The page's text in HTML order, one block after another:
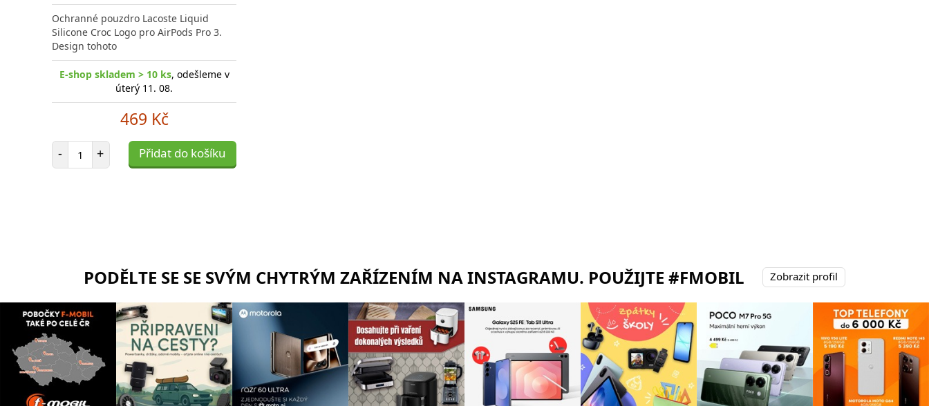
Ochranné pouzdro Lacoste Liquid
Silicone Croc Logo pro AirPods Pro 3.
Design tohoto
E-shop skladem > 10 ks, odešleme v
úterý 11. 08.
469 Kč
- Počet položek
+ Přidat do košíku
PODĚLTE SE SE SVÝM CHYTRÝM ZAŘÍZENÍM NA INSTAGRAMU. POUŽIJTE #FMOBIL Zobrazit profil